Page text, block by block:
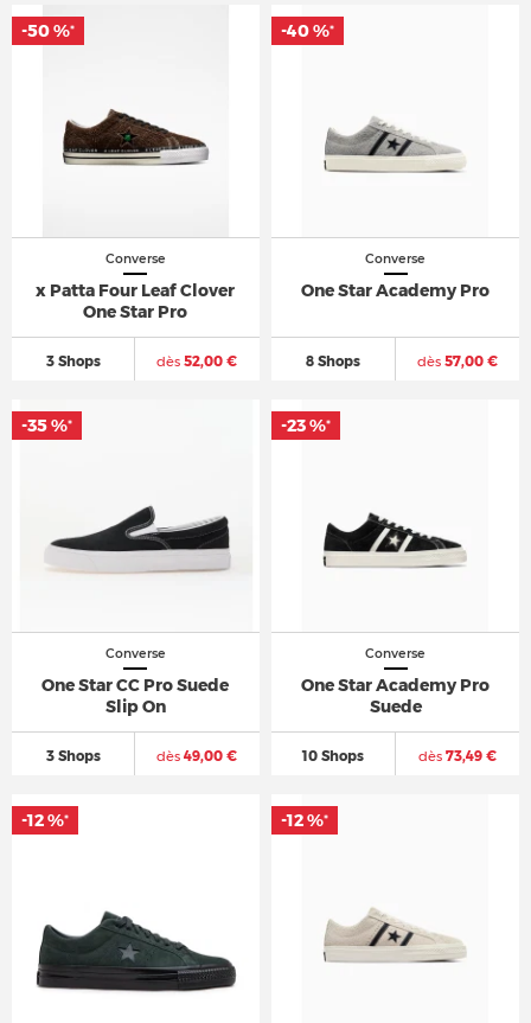
Converse
x Patta Four Leaf Clover
One Star Pro
3 Shops dès 52,00 €
-50 %*
Converse
One Star Academy Pro
8 Shops dès57,00 €
-40 %*
Converse
One Star CC Pro Suede
Slip On
3 Shops dès 49,00 €
-35 %*
Converse
One Star Academy Pro
Suede
10 Shops dès73,49 €
-23 %*
-12 %* -12 %*